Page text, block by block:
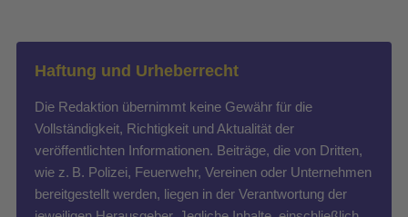
Haftung und Urheberrecht
Die Redaktion übernimmt keine Gewähr für die
Vollständigkeit, Richtigkeit und Aktualität der
veröffentlichten Informationen. Beiträge, die von Dritten,
wie z. B. Polizei, Feuerwehr, Vereinen oder Unternehmen
bereitgestellt werden, liegen in der Verantwortung der